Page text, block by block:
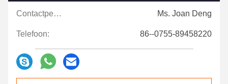
Contactpersonen: Ms. Joan Deng
Telefoon: 86--0755-89458220